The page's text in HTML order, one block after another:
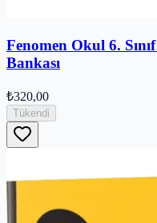
Fenomen Okul 6.
Bankası
₺320,00
Tükendi